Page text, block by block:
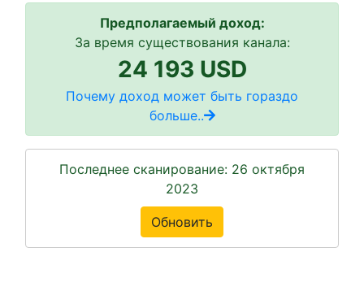
Предполагаемый доход:
За время существования канала:
24 193 USD
Почему доход может быть гораздо
больше..
Последнее сканирование: 26 октября
2023
Обновить